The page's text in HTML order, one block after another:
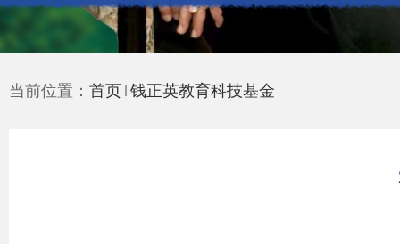
当前位置： 首页 钱正英教育科技基金